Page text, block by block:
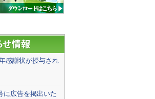
感謝状が授与され
に広告を掲出いた